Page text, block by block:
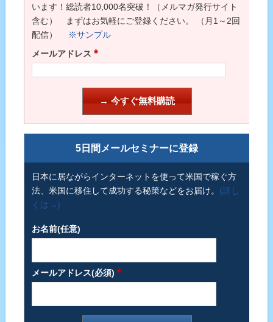
います！総読者10,000名突破！（メルマガ発行サイト
含む） まずはお気軽にご登録ください。 （月1～2回
配信）
※サンプル
メールアドレス *
5日間メールセミナーに登録
日本に居ながらインターネットを使って米国で稼ぐ方
法、米国に移住して成功する秘策などをお届け。 (詳し
くは→)
お名前(任意)
メールアドレス(必須) *